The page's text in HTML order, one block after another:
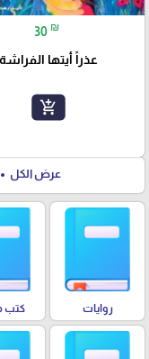
30 ₪
عذراً أيتها الفراشة
add_shopping_cart
عرض الكل
روايات كتب